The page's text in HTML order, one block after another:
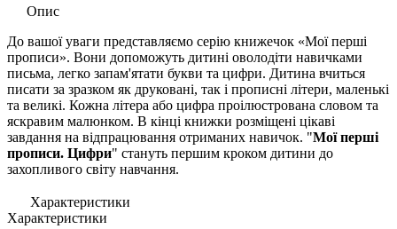
Опис
До вашої уваги представляємо серію книжечок «Мої перші
прописи». Вони допоможуть дитині оволодіти навичками
письма, легко запам'ятати букви та цифри. Дитина вчиться
писати за зразком як друковані, так і прописні літери, маленькі
та великі. Кожна літера або цифра проілюстрована словом та
яскравим малюнком. В кінці книжки розміщені цікаві
завдання на відпрацювання отриманих навичок. "Мої перші
прописи. Цифри" стануть першим кроком дитини до
захопливого світу навчання.
Характеристики
Характеристики